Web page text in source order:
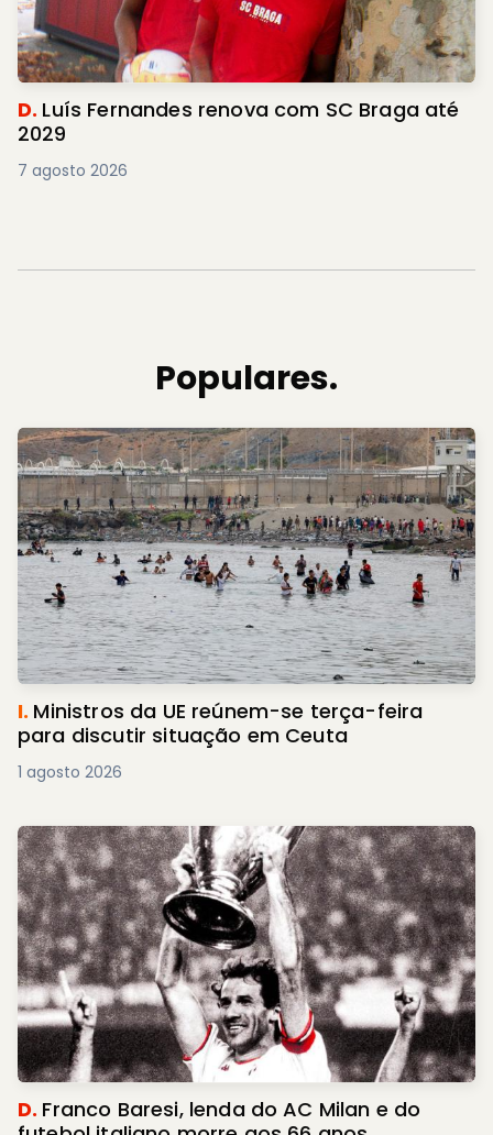
D. Luís Fernandes renova com SC Braga até
2029
7 agosto 2026
Populares.
I. Ministros da UE reúnem-se terça-feira
para discutir situação em Ceuta
1 agosto 2026
D. Franco Baresi, lenda do AC Milan e do